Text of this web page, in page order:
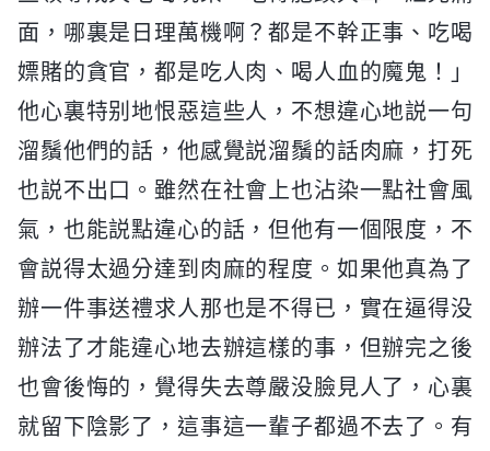
面，哪裏是日理萬機啊？都是不幹正事、吃喝
嫖賭的貪官，都是吃人肉、喝人血的魔鬼！」
他心裏特别地恨惡這些人，不想違心地説一句
溜鬚他們的話，他感覺説溜鬚的話肉麻，打死
也説不出口。雖然在社會上也沾染一點社會風
氣，也能説點違心的話，但他有一個限度，不
會説得太過分達到肉麻的程度。如果他真為了
辦一件事送禮求人那也是不得已，實在逼得没
辦法了才能違心地去辦這樣的事，但辦完之後
也會後悔的，覺得失去尊嚴没臉見人了，心裏
就留下陰影了，這事這一輩子都過不去了。有